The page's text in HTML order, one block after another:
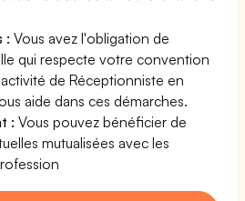
: Vous avez l'obligation de
qui respecte votre convention
de Réceptionniste en
aide dans ces démarches.
: Vous pouvez bénéficier de
mutualisées avec les